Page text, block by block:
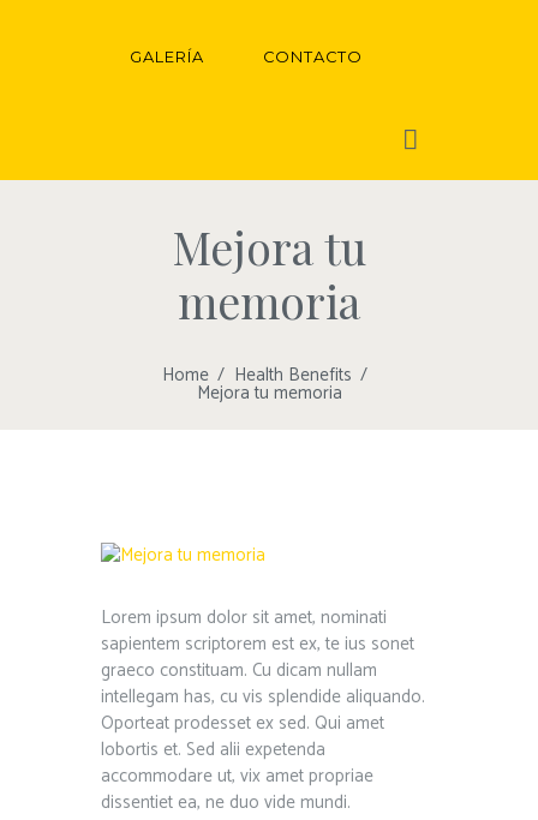
GALERÍA CONTACTO
Mejora tu
memoria
Home Health Benefits
Mejora tu memoria
Lorem ipsum dolor sit amet, nominati
sapientem scriptorem est ex, te ius sonet
graeco constituam. Cu dicam nullam
intellegam has, cu vis splendide aliquando.
Oporteat prodesset ex sed. Qui amet
lobortis et. Sed alii expetenda
accommodare ut, vix amet propriae
dissentiet ea, ne duo vide mundi.